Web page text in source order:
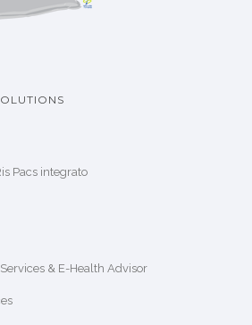
Pacs integrato
& E-Health Advisor